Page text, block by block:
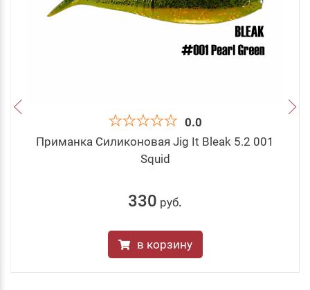
0.0
Приманка Силиконовая Jig It Bleak 5.2 001
Squid
330 руб.
в корзину